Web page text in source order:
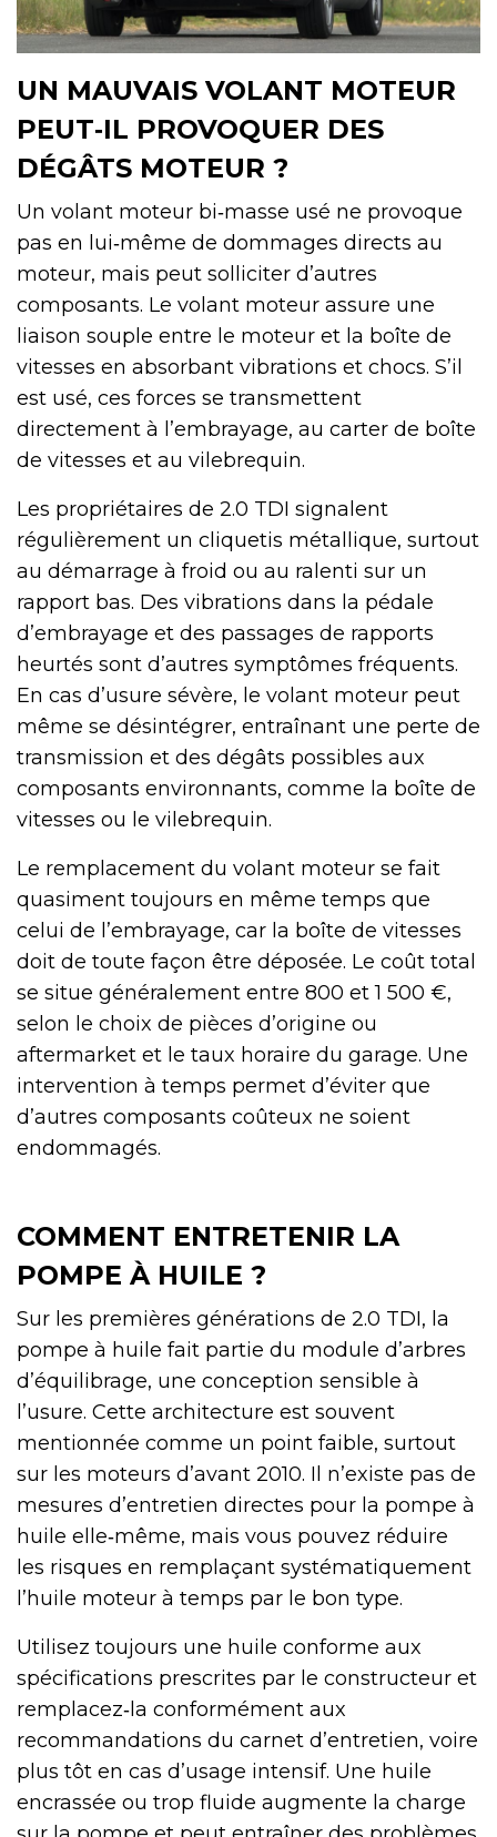
UN MAUVAIS VOLANT MOTEUR
PEUT‑IL PROVOQUER DES
DÉGÂTS MOTEUR ?
Un volant moteur bi‑masse usé ne provoque
pas en lui‑même de dommages directs au
moteur, mais peut solliciter d’autres
composants. Le volant moteur assure une
liaison souple entre le moteur et la boîte de
vitesses en absorbant vibrations et chocs. S’il
est usé, ces forces se transmettent
directement à l’embrayage, au carter de boîte
de vitesses et au vilebrequin.
Les propriétaires de 2.0 TDI signalent
régulièrement un cliquetis métallique, surtout
au démarrage à froid ou au ralenti sur un
rapport bas. Des vibrations dans la pédale
d’embrayage et des passages de rapports
heurtés sont d’autres symptômes fréquents.
En cas d’usure sévère, le volant moteur peut
même se désintégrer, entraînant une perte de
transmission et des dégâts possibles aux
composants environnants, comme la boîte de
vitesses ou le vilebrequin.
Le remplacement du volant moteur se fait
quasiment toujours en même temps que
celui de l’embrayage, car la boîte de vitesses
doit de toute façon être déposée. Le coût total
se situe généralement entre 800 et 1 500 €,
selon le choix de pièces d’origine ou
aftermarket et le taux horaire du garage. Une
intervention à temps permet d’éviter que
d’autres composants coûteux ne soient
endommagés.
COMMENT ENTRETENIR LA
POMPE À HUILE ?
Sur les premières générations de 2.0 TDI, la
pompe à huile fait partie du module d’arbres
d’équilibrage, une conception sensible à
l’usure. Cette architecture est souvent
mentionnée comme un point faible, surtout
sur les moteurs d’avant 2010. Il n’existe pas de
mesures d’entretien directes pour la pompe à
huile elle‑même, mais vous pouvez réduire
les risques en remplaçant systématiquement
l’huile moteur à temps par le bon type.
Utilisez toujours une huile conforme aux
spécifications prescrites par le constructeur et
remplacez‑la conformément aux
recommandations du carnet d’entretien, voire
plus tôt en cas d’usage intensif. Une huile
encrassée ou trop fluide augmente la charge